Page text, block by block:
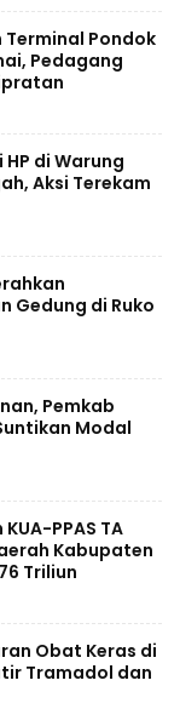
Terminal Pondok
Pedagang
HP di Warung
Aksi Terekam
Gedung di Ruko
Pemkab
Modal
PPAS TA
Kabupaten
Triliun
Obat Keras di
Tramadol dan